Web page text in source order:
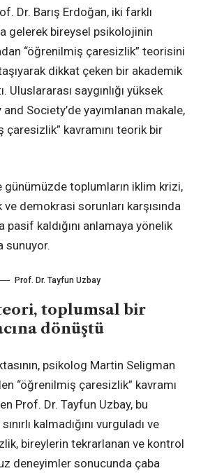
Dr. Barış Erdoğan, iki farklı
gelerek bireysel psikolojinin
“öğrenilmiş çaresizlik” teorisini
dikkat çeken bir akademik
Uluslararası saygınlığı yüksek
Society’de yayımlanan makale,
kavramını teorik bir
günümüzde toplumların iklim krizi,
demokrasi sorunları karşısında
pasif kaldığını anlamaya yönelik
sunuyor.
Prof. Dr. Tayfun Uzbay
toplumsal bir
dönüştü
psikolog Martin Seligman
“öğrenilmiş çaresizlik” kavramı
Prof. Dr. Tayfun Uzbay, bu
kalmadığını vurguladı ve
bireylerin tekrarlanan ve kontrol
deneyimler sonucunda çaba